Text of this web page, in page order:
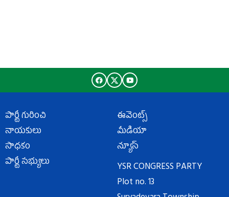
పార్టీ గురించి
నాయకులు
సాధకం
పార్టీ సభ్యులు
ఈవెంట్స్
మీడియా
న్యూస్
YSR CONGRESS PARTY
Plot no. 13